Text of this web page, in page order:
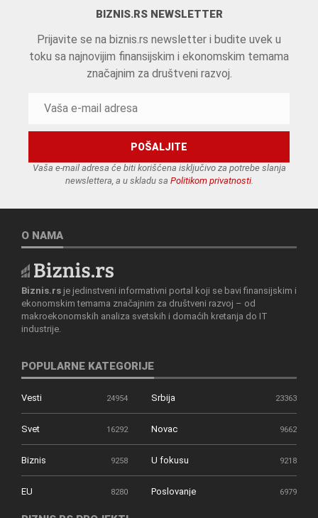
BIZNIS.RS NEWSLETTER
Prijavite se na biznis.rs newsletter i budite uvek u
toku sa najnovijim finansijskim i ekonomskim temama
značajnim za društveni razvoj.
Vaša e-mail adresa će biti korišćena isključivo za potrebe slanja
newslettera, a u skladu sa Politikom privatnosti.
O NAMA
Biznis.rs je jedinstveni informativni portal koji se bavi finansijskim i
ekonomskim temama značajnim za društveni razvoj – od
makroekonomskih analiza svetskih i domaćih kretanja do IT
industrije.
POPULARNE KATEGORIJE
Vesti 24954 Srbija 23363
Svet 16292 Novac 9662
Biznis 9258 U fokusu 9218
EU 8280 Poslovanje 6979